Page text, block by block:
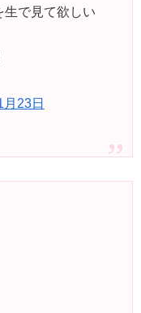
生で見て欲しい
23日